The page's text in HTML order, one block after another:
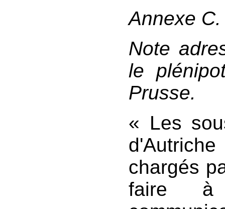
Annexe
Note
le
Prusse.
« Les
chargés
faire à